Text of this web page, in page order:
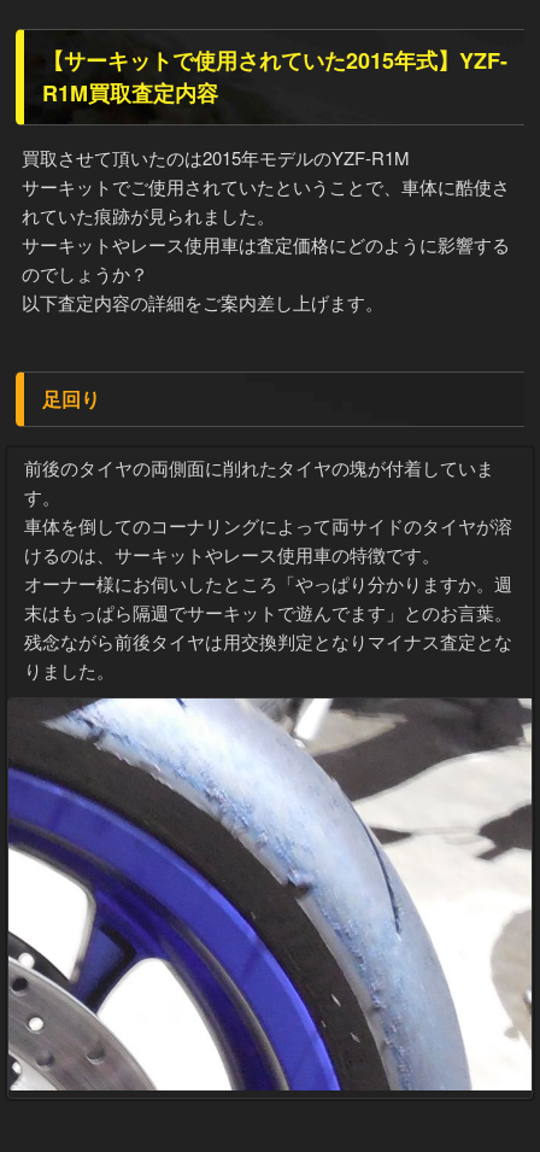
【サーキットで使用されていた2015年式】YZF-
R1M買取査定内容
買取させて頂いたのは2015年モデルのYZF-R1M
サーキットでご使用されていたということで、車体に酷使さ
れていた痕跡が見られました。
サーキットやレース使用車は査定価格にどのように影響する
のでしょうか？
以下査定内容の詳細をご案内差し上げます。
足回り
前後のタイヤの両側面に削れたタイヤの塊が付着していま
す。
車体を倒してのコーナリングによって両サイドのタイヤが溶
けるのは、サーキットやレース使用車の特徴です。
オーナー様にお伺いしたところ「やっぱり分かりますか。週
末はもっぱら隔週でサーキットで遊んでます」とのお言葉。
残念ながら前後タイヤは用交換判定となりマイナス査定とな
りました。